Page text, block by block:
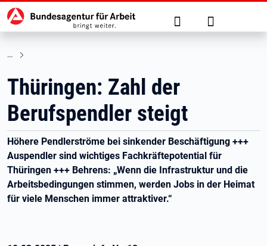
zu den Hauptinhalten springen
Hauptnavigation Suche Anmelden
Thüringen: Zahl der
Berufspendler steigt
Höhere Pendlerströme bei sinkender Beschäftigung +++
Auspendler sind wichtiges Fachkräftepotential für
Thüringen +++ Behrens: „Wenn die Infrastruktur und die
Arbeitsbedingungen stimmen, werden Jobs in der Heimat
für viele Menschen immer attraktiver.“